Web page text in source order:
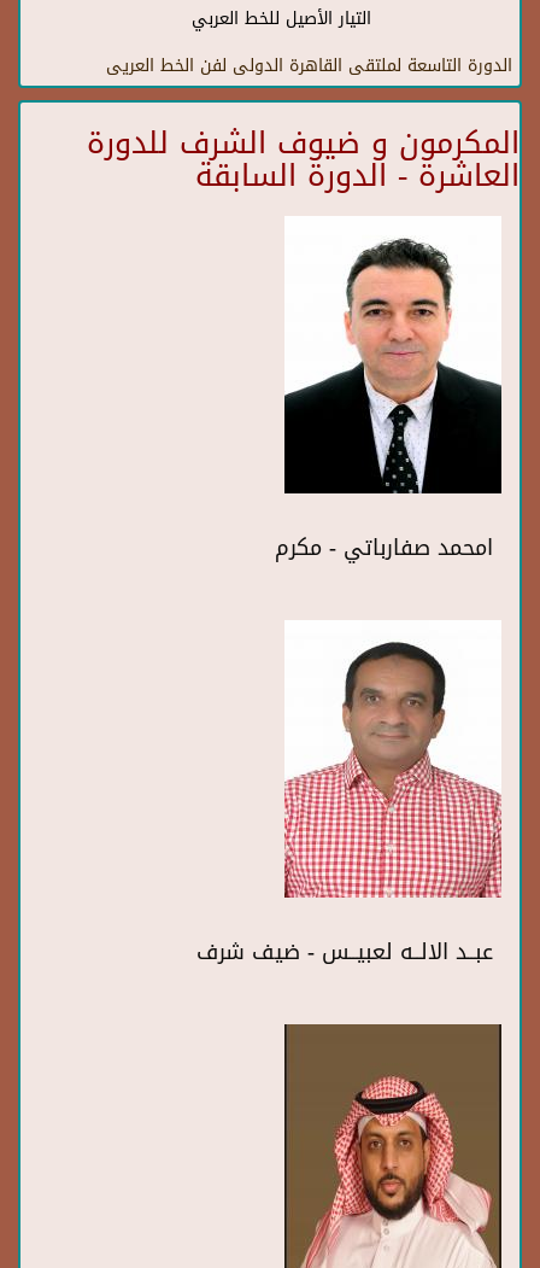
التيار الأصيل للخط العربي
الدورة التاسعة لملتقى القاهرة الدولى لفن الخط العريى
المكرمون و ضيوف الشرف للدورة
العاشرة - الدورة السابقة
امحمد صفارباتي - مكرم
عبــد الالــه لعبيــس - ضيف شرف